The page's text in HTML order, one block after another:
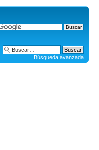
Búsqueda avanzada